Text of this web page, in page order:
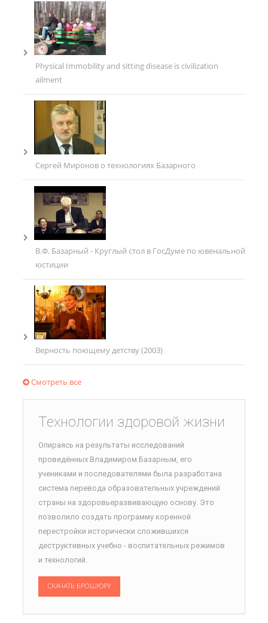
Physical Immobility and sitting disease is civilization
ailment
Сергей Миронов о технологиях Базарного
В.Ф. Базарный - Круглый стол в ГосДуме по ювенальной
юстиции
Верность поющему детству (2003)
Смотреть все
Технологии здоровой жизни
Опираясь на результаты исследований
проведённых Владимиром Базарным, его
учениками и последователями была разработана
система перевода образовательных учреждений
страны на здоровьеразвивающую основу. Это
позволило создать программу коренной
перестройки исторически сложившихся
деструктивных учебно - воспитательных режимов
и технологий.
СКАЧАТЬ БРОШЮРУ